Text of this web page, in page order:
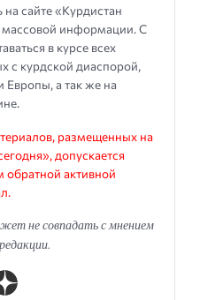
сайте «Курдистан
массовой информации. С
в курсе всех
с курдской диаспорой,
Европы, а так же на
размещенных на
допускается
обратной активной
не совпадать с мнением
редакции.